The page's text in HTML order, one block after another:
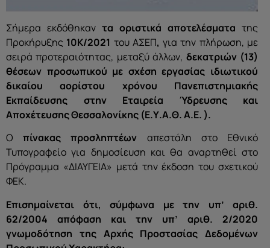
Σήμερα εκδόθηκαν τα οριστικά αποτελέσματα της
Προκήρυξης 10Κ/2021 του ΑΣΕΠ, για την πλήρωση, με
σειρά προτεραιότητας, μεταξύ άλλων, δεκατριών (13)
θέσεων προσωπικού με σχέση εργασίας ιδιωτικού
δικαίου αορίστου χρόνου Πανεπιστημιακής
Εκπαίδευσης στην Εταιρεία Ύδρευσης και
Αποχέτευσης Θεσσαλονίκης (Ε.Υ.Α.Θ. Α.Ε. ).
Οπίνακας προσληπτέων απεστάλη στο Εθνικό
Τυπογραφείο για δημοσίευση και θα αναρτηθεί στο
Πρόγραμμα «ΔΙΑΥΓΕΙΑ» μετά την έκδοση του σχετικού
ΦΕΚ.
Επισημαίνεται ότι, σύμφωνα με την υπ’ αριθ.
62/2004 απόφαση και την υπ’ αριθ. 2/2020
γνωμοδότηση της Αρχής Προστασίας Δεδομένων